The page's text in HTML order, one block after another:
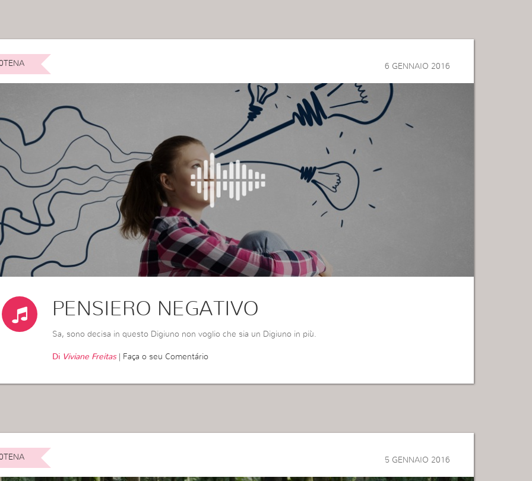
6 GENNAIO 2016
PENSIERO NEGATIVO
Sa, sono decisa in questo Digiuno non voglio che sia un Digiuno in più.
Di Viviane Freitas| Faça o seu Comentário
5 GENNAIO 2016